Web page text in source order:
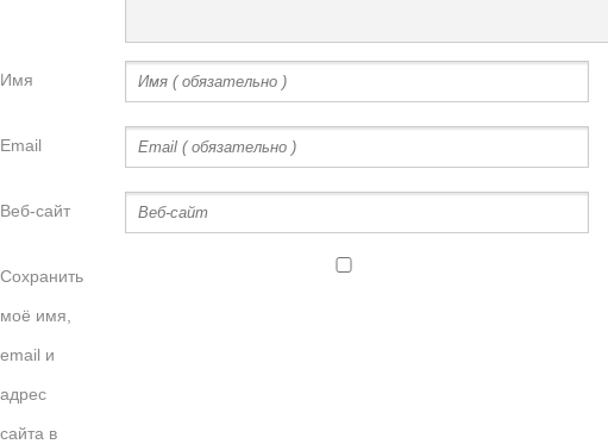
Имя
Email
Веб-сайт
Сохранить
моё имя,
email и
адрес
сайта в